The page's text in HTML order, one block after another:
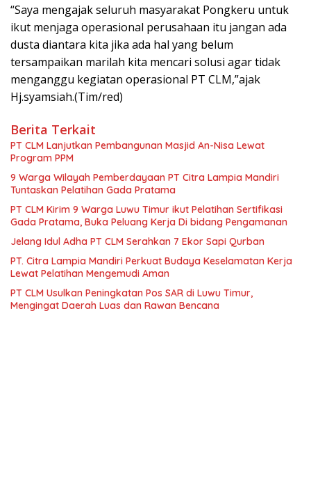
“Saya mengajak seluruh masyarakat Pongkeru untuk
ikut menjaga operasional perusahaan itu jangan ada
dusta diantara kita jika ada hal yang belum
tersampaikan marilah kita mencari solusi agar tidak
menganggu kegiatan operasional PT CLM,”ajak
Hj.syamsiah.(Tim/red)
Berita Terkait
PT CLM Lanjutkan Pembangunan Masjid An-Nisa Lewat
Program PPM
9 Warga Wilayah Pemberdayaan PT Citra Lampia Mandiri
Tuntaskan Pelatihan Gada Pratama
PT CLM Kirim 9 Warga Luwu Timur ikut Pelatihan Sertifikasi
Gada Pratama, Buka Peluang Kerja Di bidang Pengamanan
Jelang Idul Adha PT CLM Serahkan 7 Ekor Sapi Qurban
PT. Citra Lampia Mandiri Perkuat Budaya Keselamatan Kerja
Lewat Pelatihan Mengemudi Aman
PT CLM Usulkan Peningkatan Pos SAR di Luwu Timur,
Mengingat Daerah Luas dan Rawan Bencana